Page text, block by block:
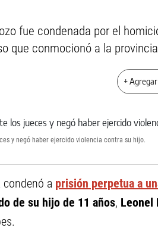
fue condenada por el
que conmocionó a la
+
y negó haber ejercido violencia contra su hijo.
condenó a prisión perpetua a
de su hijo de 11 años, Leonel